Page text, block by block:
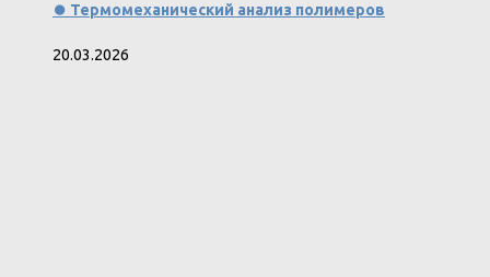
⏺️ Термомеханический анализ полимеров
20.03.2026